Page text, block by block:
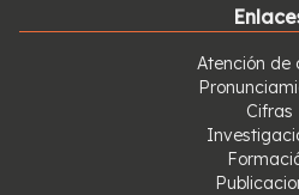
solicitud de establecer un
que se pueda dar
Atención de
Cifras